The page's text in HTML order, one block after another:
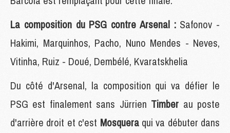
La composition du PSG contre Arsenal : Safonov -
Hakimi, Marquinhos, Pacho, Nuno Mendes - Neves,
Vitinha, Ruiz - Doué, Dembélé, Kvaratskhelia
Du côté d'Arsenal, la composition qui va défier le
PSG est finalement sans Jürrien Timber au poste
d'arrière droit et c'est Mosquera qui va débuter dans